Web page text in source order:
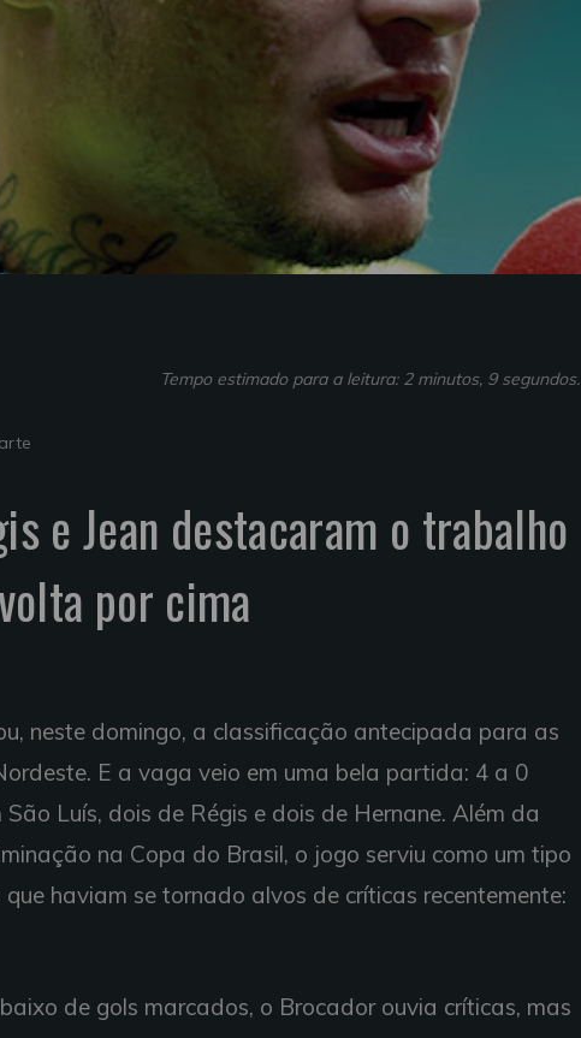
Tempo estimado para a leitura: 2 minutos, 9 segundos.
e Jean destacaram o trabalho
por cima
neste domingo, a classificação antecipada para as
E a vaga veio em uma bela partida: 4 a 0
Luís, dois de Régis e dois de Hernane. Além da
na Copa do Brasil, o jogo serviu como um tipo
haviam se tornado alvos de críticas recentemente:
de gols marcados, o Brocador ouvia críticas, mas